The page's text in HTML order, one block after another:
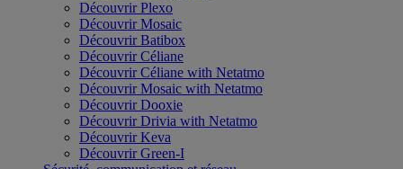
Découvrir Plexo
Découvrir Mosaic
Découvrir Batibox
Découvrir Céliane
Découvrir Céliane with Netatmo
Découvrir Mosaic with Netatmo
Découvrir Dooxie
Découvrir Drivia with Netatmo
Découvrir Keva
Découvrir Green-I